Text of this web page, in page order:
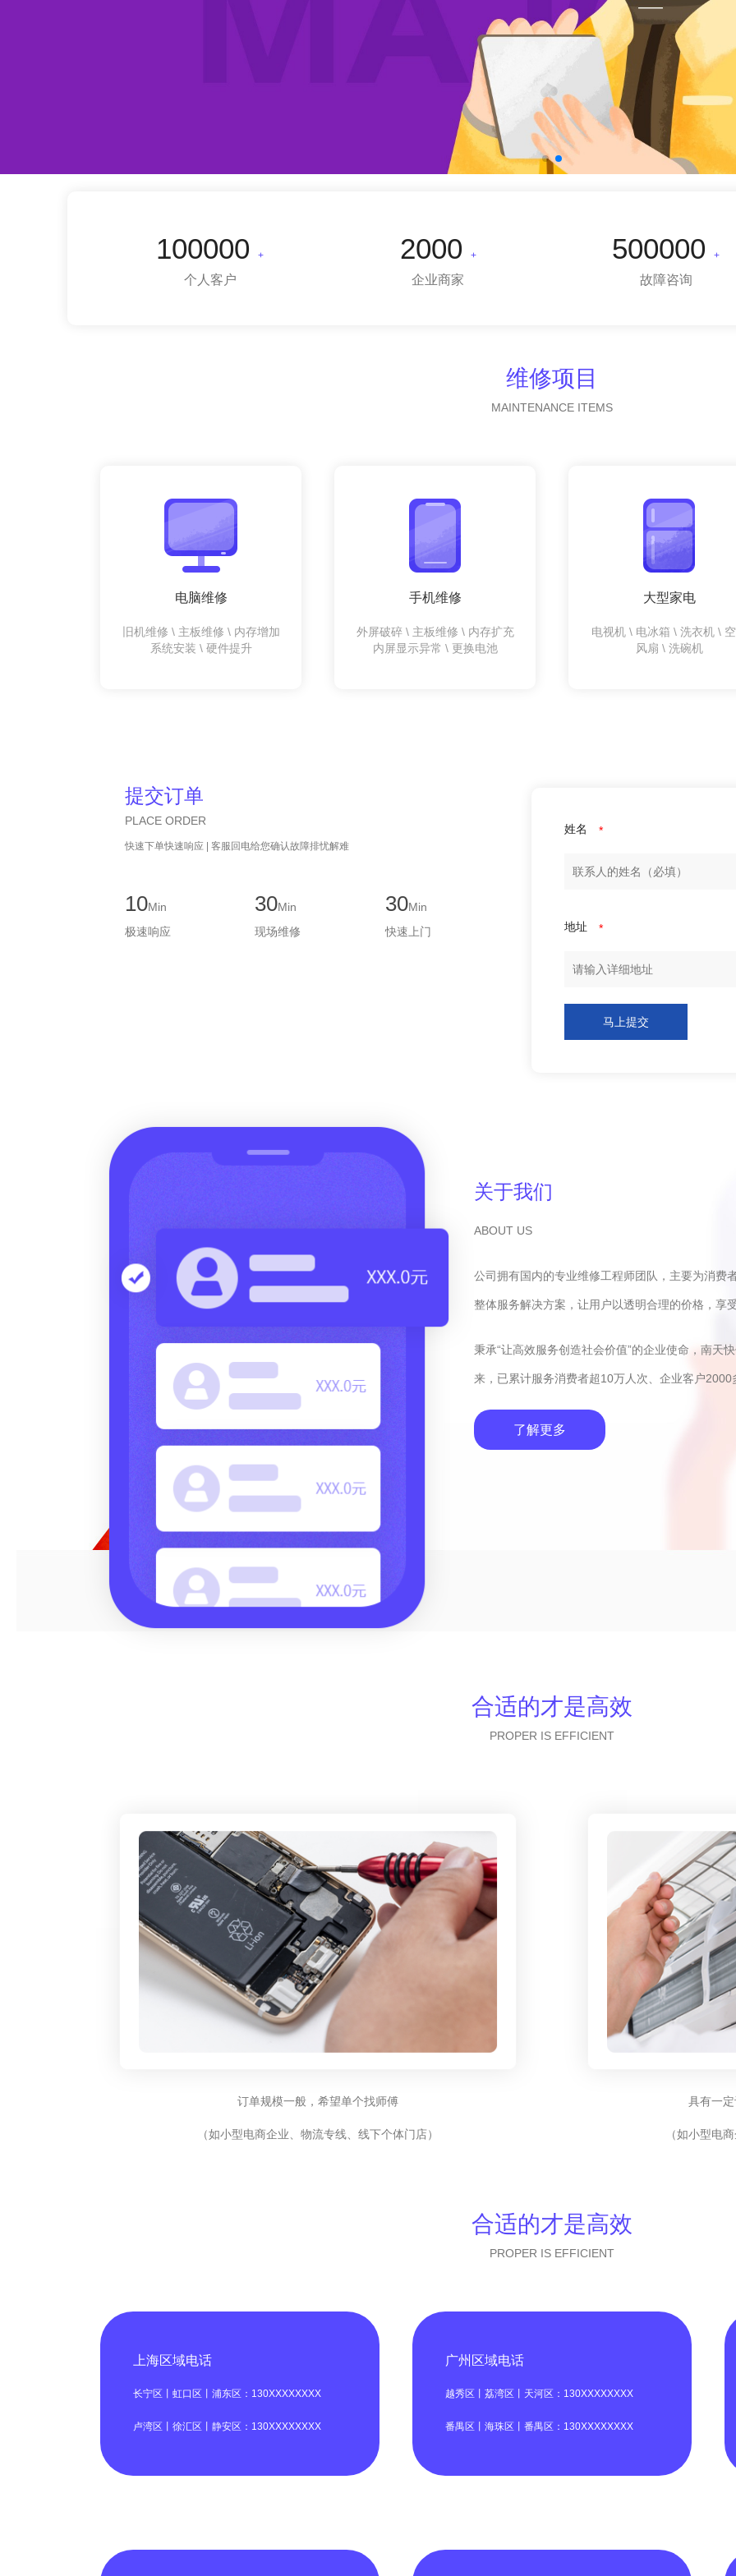
100000+
个人客户
2000 +
企业商家
500000+
故障咨询
维修项目
MAINTENANCE ITEMS
电脑维修
旧机维修 \ 主板维修 \ 内存增加
系统安装 \ 硬件提升
手机维修
外屏破碎 \ 主板维修 \ 内存扩充
内屏显示异常 \ 更换电池
大型家电
电视机 \ 电冰箱 \ 洗衣机 \
风扇 \ 洗碗机
提交订单
PLACE ORDER
快速下单快速响应 | 客服回电给您确认故障排忧解难
10Min
极速响应
30Min
现场维修
30Min
快速上门
姓名 *
地址 *
马上提交
关于我们
ABOUT US
公司拥有国内的专业维修工程师团队，主要为消费
整体服务解决方案，让用户以透明合理的价格，享
秉承“让高效服务创造社会价值”的企业使命，南天
来，已累计服务消费者超10万人次、企业客户2000
了解更多
合适的才是高效
PROPER IS EFFICIENT
订单规模一般，希望单个找师傅
（如小型电商企业、物流专线、线下个体门店）
具有一
（如小型电
合适的才是高效
PROPER IS EFFICIENT
上海区域电话
长宁区丨虹口区丨浦东区：130XXXXXXXX
卢湾区丨徐汇区丨静安区：130XXXXXXXX
广州区域电话
越秀区丨荔湾区丨天河区：130XXXXXXXX
番禺区丨海珠区丨番禺区：130XXXXXXXX